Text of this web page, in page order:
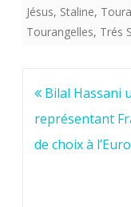
Jésus, Staline,
Tourangelles, Trés
Navigation
de
l’article
Bilal Hassani
représentant
de choix à